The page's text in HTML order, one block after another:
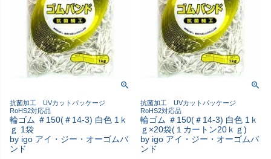
抗菌加工 UVカットパッケージ
RoHS2対応品
輪ゴム ＃150(＃14-3) 白色 1ｋ
ｇ 1袋
by igo アイ・ジー・オーゴムバ
ンド
抗菌加工 UVカットパッケージ
RoHS2対応品
輪ゴム ＃150(＃14-3) 白色 1ｋ
ｇ×20袋(１カートン20ｋｇ)
by igo アイ・ジー・オーゴムバ
ンド